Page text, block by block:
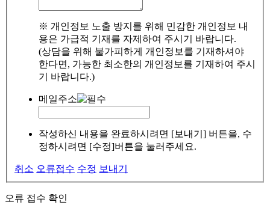
※ 개인정보 노출 방지를 위해 민감한 개인정보 내
용은 가급적 기재를 자제하여 주시기 바랍니다.
(상담을 위해 불가피하게 개인정보를 기재하셔야
한다면, 가능한 최소한의 개인정보를 기재하여 주시
기 바랍니다.)
메일주소
작성하신 내용을 완료하시려면 [보내기] 버튼을, 수
정하시려면 [수정]버튼을 눌러주세요.
취소 오류접수 수정 보내기
오류 접수 확인